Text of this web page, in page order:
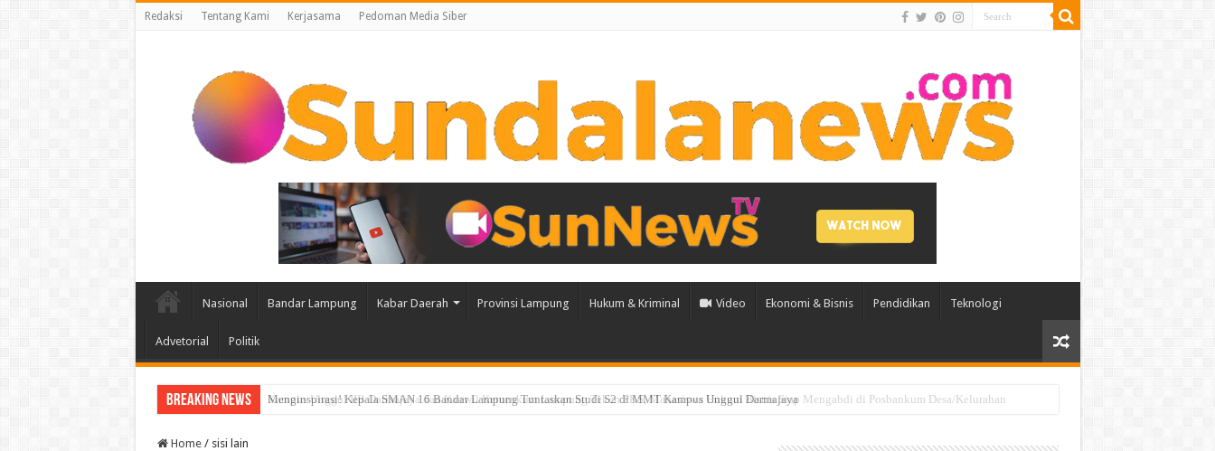
Redaksi Tentang Kami Kerjasama Pedoman Media Siber
Nasional Bandar Lampung Kabar Daerah Provinsi Lampung Hukum & Kriminal Video Ekonomi & Bisnis Pendidikan Teknologi
Advetorial Politik
Breaking News Menginspirasi! Kepala SMAN 16 Bandar Lampung Tuntaskan Studi S2 di MMT Kampus Unggul Darmajaya
Home / sisi lain